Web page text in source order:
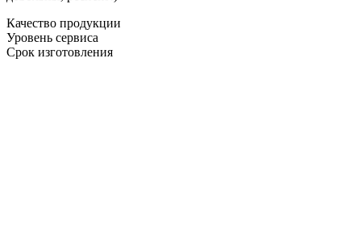
Качество продукции
Уровень сервиса
Срок изготовления